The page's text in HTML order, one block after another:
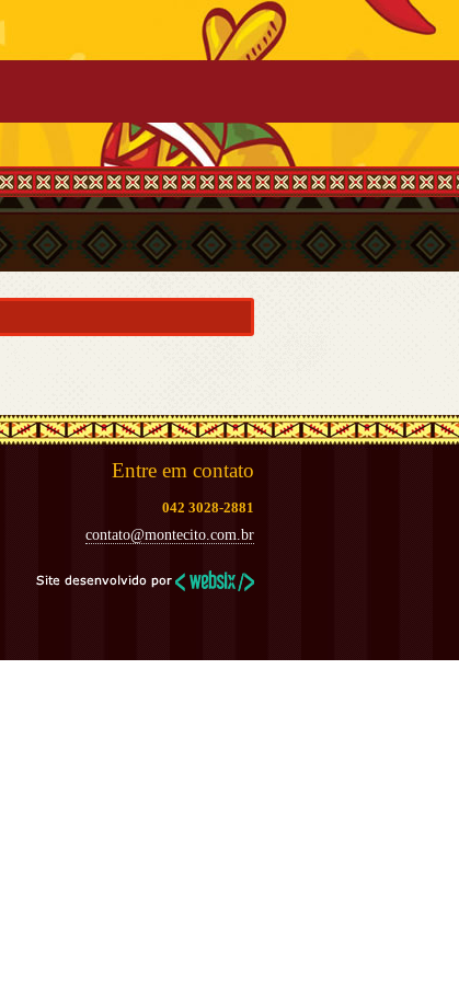
Entre em contato
042 3028-2881
contato@montecito.com.br